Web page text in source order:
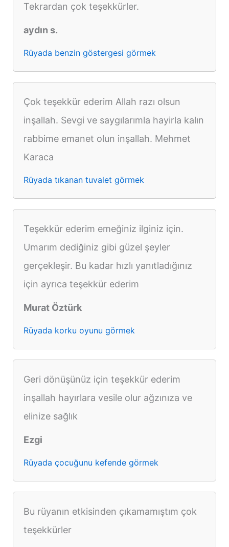
Tekrardan çok teşekkürler.
aydın s.
Rüyada benzin göstergesi görmek
Çok teşekkür ederim Allah razı olsun
inşallah. Sevgi ve saygılarımla hayirla kalın
rabbime emanet olun inşallah. Mehmet
Karaca
Rüyada tıkanan tuvalet görmek
Teşekkür ederim emeğiniz ilginiz için.
Umarım dediğiniz gibi güzel şeyler
gerçekleşir. Bu kadar hızlı yanıtladığınız
için ayrıca teşekkür ederim
Murat Öztürk
Rüyada korku oyunu görmek
Geri dönüşünüz için teşekkür ederim
inşallah hayırlara vesile olur ağzınıza ve
elinize sağlık
Ezgi
Rüyada çocuğunu kefende görmek
Bu rüyanın etkisinden çıkamamıştım çok
teşekkürler